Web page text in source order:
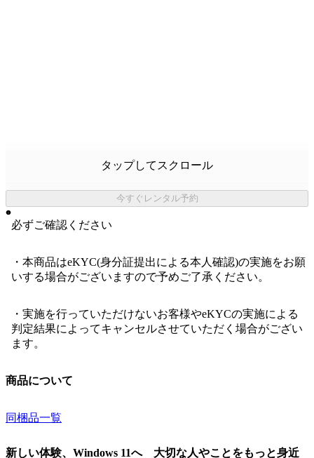
タップしてスクロール
今すぐレンタル予約
必ずご確認ください
・本商品はeKYC(身分証提出による本人確認)の実施をお願
いする場合がございますので予めご了承ください。
・実施を行っていただけないお客様やeKYCの実施による
判定結果によってキャンセルさせていただく場合がござい
ます。
商品について
同梱品一覧
新しい体験、Windows 11へ 大切な人やことをもっと身近